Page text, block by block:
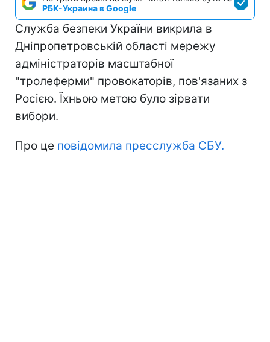
РБК-Украина в Google
Служба безпеки України викрила в
Дніпропетровській області мережу
адміністраторів масштабної
"тролеферми" провокаторів, пов'язаних з
Росією. Їхньою метою було зірвати
вибори.
Про це повідомила пресслужба СБУ.